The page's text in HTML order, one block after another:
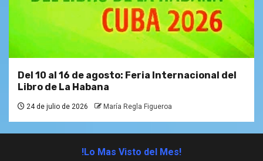
Del 10 al 16 de agosto: Feria Internacional del
Libro de La Habana
24 de julio de 2026 María Regla Figueroa
!Lo Mas Visto del Mes!